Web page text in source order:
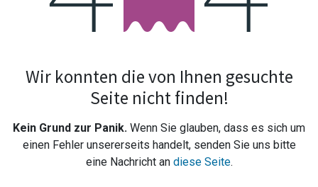
Fehler 404
Wir konnten die von Ihnen gesuchte
Seite nicht finden!
Kein Grund zur Panik. Wenn Sie glauben, dass es sich um
einen Fehler unsererseits handelt, senden Sie uns bitte
eine Nachricht an diese Seite.